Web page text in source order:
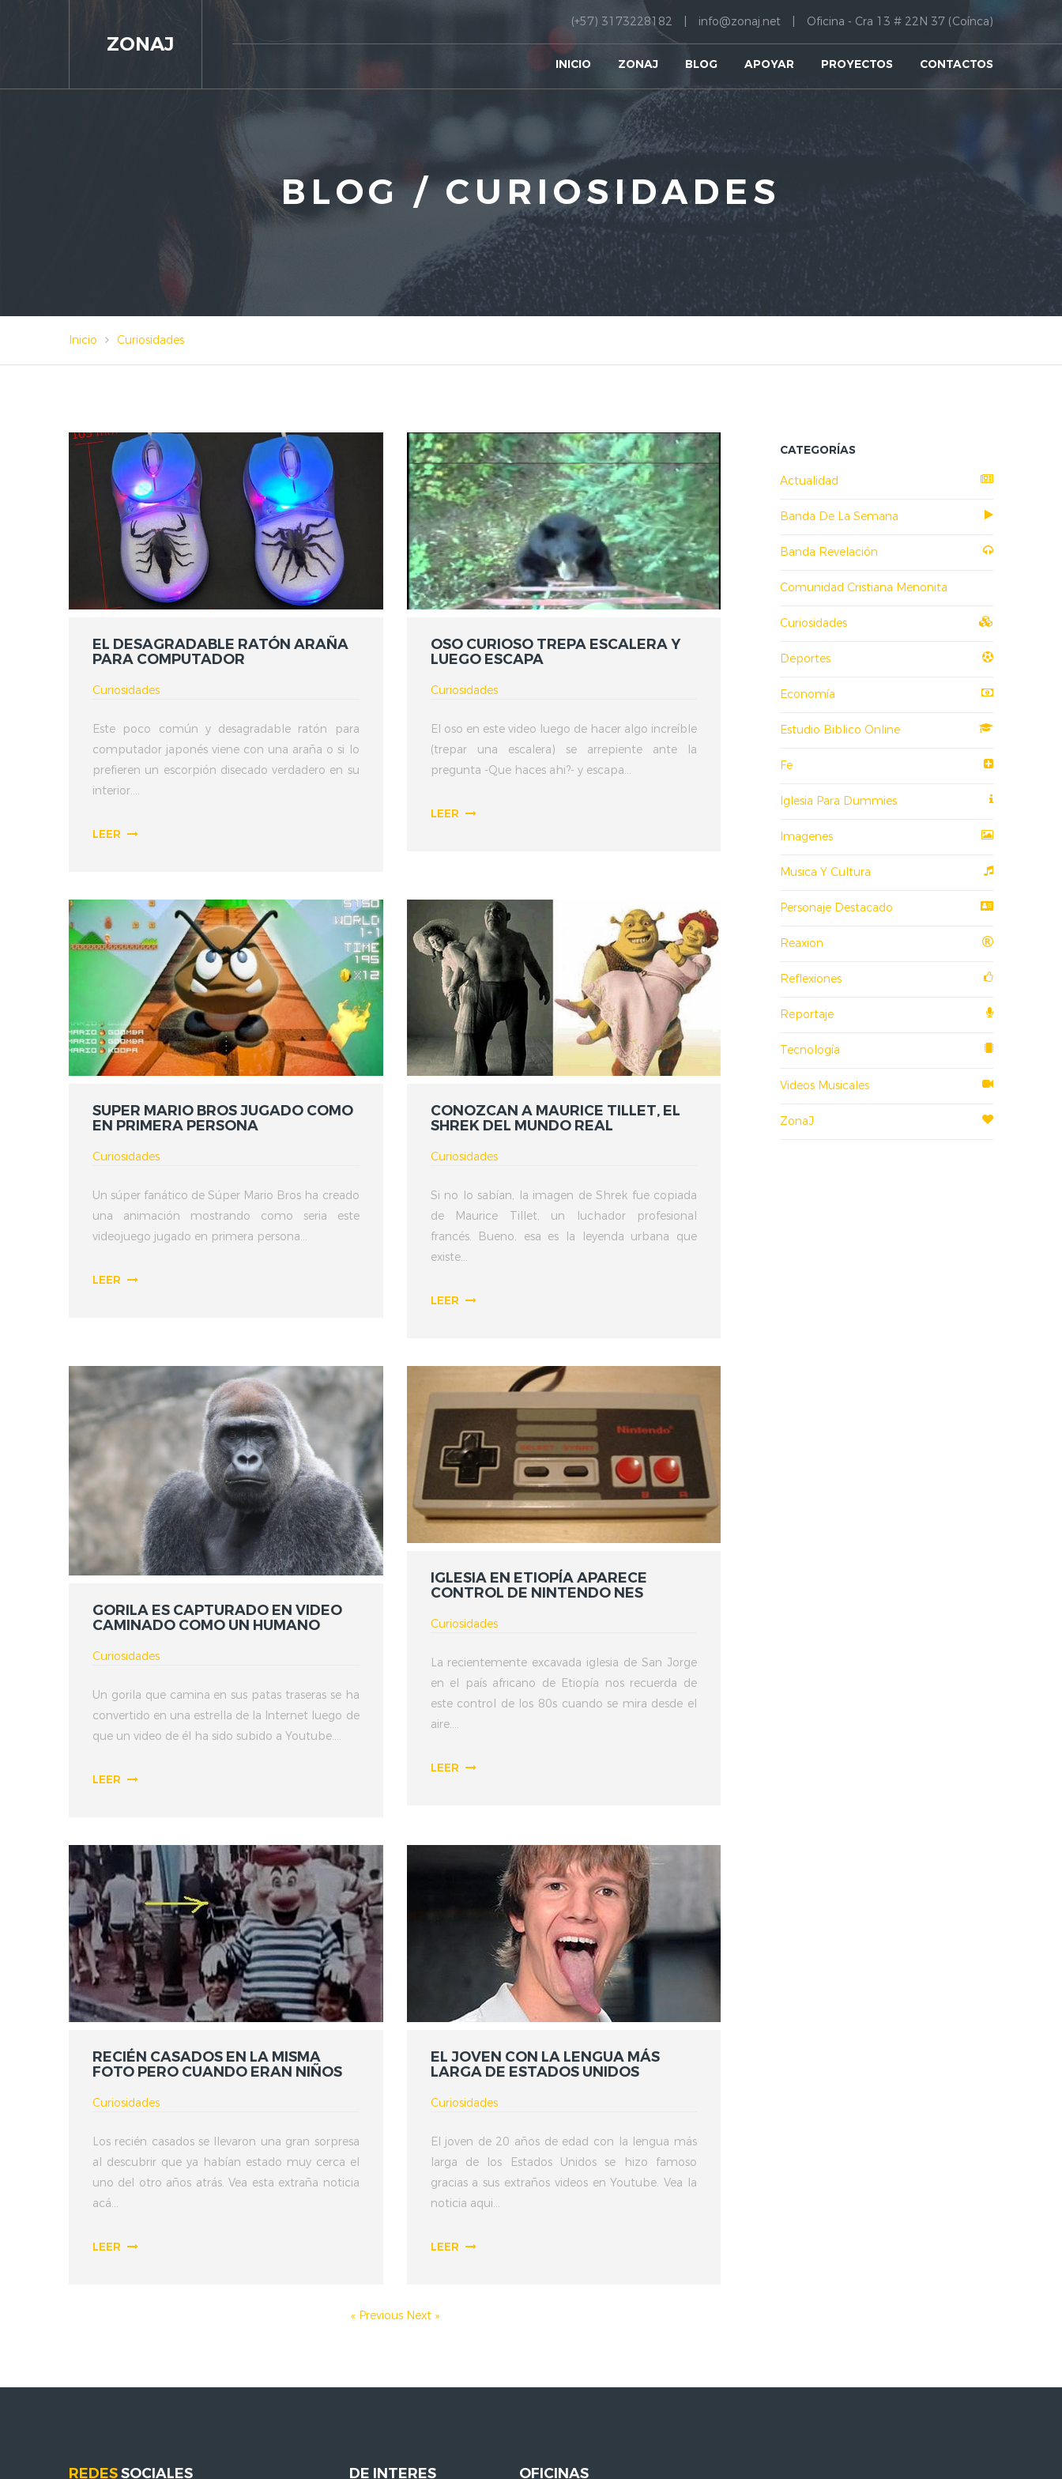
ZONAJ
INICIO ZONAJ BLOG APOYAR PROYECTOS CONTACTOS
(+57) 3173228182 info@zonaj.net Oficina - Cra 13 # 22N 37 (Coínca)
BLOG / CURIOSIDADES
Inicio Curiosidades
EL DESAGRADABLE RATÓN ARAÑA
PARA COMPUTADOR
Curiosidades
Este poco común y desagradable ratón para
computador japonés viene con una araña o si lo
prefieren un escorpión disecado verdadero en su
interior....
LEER
OSO CURIOSO TREPA ESCALERA Y
LUEGO ESCAPA
Curiosidades
El oso en este video luego de hacer algo increíble
(trepar una escalera) se arrepiente ante la
pregunta -Que haces ahi?- y escapa...
LEER
SUPER MARIO BROS JUGADO COMO
EN PRIMERA PERSONA
Curiosidades
Un súper fanático de Súper Mario Bros ha creado
una animación mostrando como seria este
videojuego jugado en primera persona...
LEER
CONOZCAN A MAURICE TILLET, EL
SHREK DEL MUNDO REAL
Curiosidades
Si no lo sabían, la imagen de Shrek fue copiada
de Maurice Tillet, un luchador profesional
francés. Bueno, esa es la leyenda urbana que
existe...
LEER
GORILA ES CAPTURADO EN VIDEO
CAMINADO COMO UN HUMANO
Curiosidades
Un gorila que camina en sus patas traseras se ha
convertido en una estrella de la Internet luego de
que un video de él ha sido subido a Youtube....
LEER
IGLESIA EN ETIOPÍA APARECE
CONTROL DE NINTENDO NES
Curiosidades
La recientemente excavada iglesia de San Jorge
en el país africano de Etiopía nos recuerda de
este control de los 80s cuando se mira desde el
aire....
LEER
RECIÉN CASADOS EN LA MISMA
FOTO PERO CUANDO ERAN NIÑOS
Curiosidades
Los recién casados se llevaron una gran sorpresa
al descubrir que ya habí­an estado muy cerca el
uno del otro años atrás. Vea esta extraña noticia
acá...
LEER
EL JOVEN CON LA LENGUA MÁS
LARGA DE ESTADOS UNIDOS
Curiosidades
El joven de 20 años de edad con la lengua más
larga de los Estados Unidos se hizo famoso
gracias a sus extraños videos en Youtube. Vea la
noticia aqui...
LEER
« Previous Next »
CATEGORÍAS
Actualidad
Banda De La Semana
Banda Revelación
Comunidad Cristiana Menonita
Curiosidades
Deportes
Economía
Estudio Biblico Online
Fe
Iglesia Para Dummies
Imagenes
Musica Y Cultura
Personaje Destacado
Reaxion
Reflexiones
Reportaje
Tecnología
Videos Musicales
ZonaJ
REDESSOCIALES DE INTERES OFICINAS